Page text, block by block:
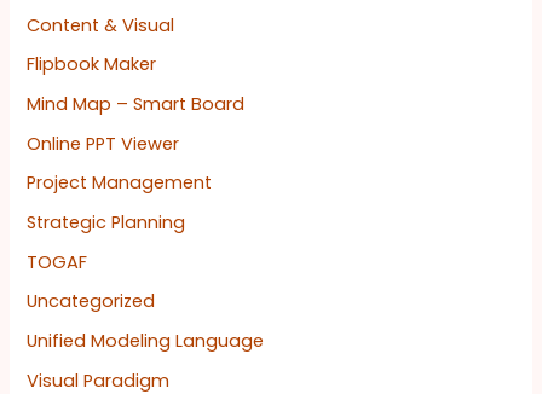
Content & Visual
Flipbook Maker
Mind Map – Smart Board
Online PPT Viewer
Project Management
Strategic Planning
TOGAF
Uncategorized
Unified Modeling Language
Visual Paradigm